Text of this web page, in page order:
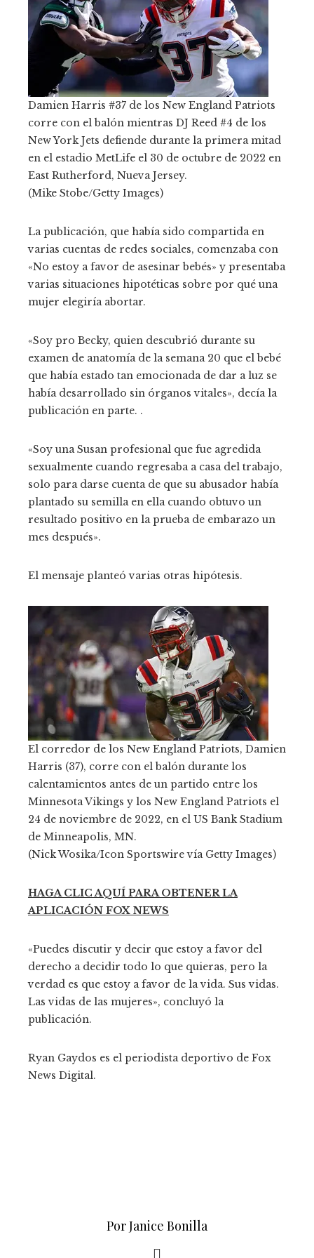
Damien Harris #37 de los New England Patriots
corre con el balón mientras DJ Reed #4 de los
New York Jets defiende durante la primera mitad
en el estadio MetLife el 30 de octubre de 2022 en
East Rutherford, Nueva Jersey.
(Mike Stobe/Getty Images)
La publicación, que había sido compartida en
varias cuentas de redes sociales, comenzaba con
«No estoy a favor de asesinar bebés» y presentaba
varias situaciones hipotéticas sobre por qué una
mujer elegiría abortar.
«Soy pro Becky, quien descubrió durante su
examen de anatomía de la semana 20 que el bebé
que había estado tan emocionada de dar a luz se
había desarrollado sin órganos vitales», decía la
publicación en parte. .
«Soy una Susan profesional que fue agredida
sexualmente cuando regresaba a casa del trabajo,
solo para darse cuenta de que su abusador había
plantado su semilla en ella cuando obtuvo un
resultado positivo en la prueba de embarazo un
mes después».
El mensaje planteó varias otras hipótesis.
El corredor de los New England Patriots, Damien
Harris (37), corre con el balón durante los
calentamientos antes de un partido entre los
Minnesota Vikings y los New England Patriots el
24 de noviembre de 2022, en el US Bank Stadium
de Minneapolis, MN.
(Nick Wosika/Icon Sportswire vía Getty Images)
HAGA CLIC AQUÍ PARA OBTENER LA
APLICACIÓN FOX NEWS
«Puedes discutir y decir que estoy a favor del
derecho a decidir todo lo que quieras, pero la
verdad es que estoy a favor de la vida. Sus vidas.
Las vidas de las mujeres», concluyó la
publicación.
Ryan Gaydos es el periodista deportivo de Fox
News Digital.
Por Janice Bonilla